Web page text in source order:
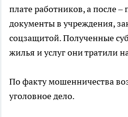
плате работников, а после –
документы в учреждения,
соцзащитой. Полученные
жилья и услуг они тратили
По факту мошенничества
уголовное дело.